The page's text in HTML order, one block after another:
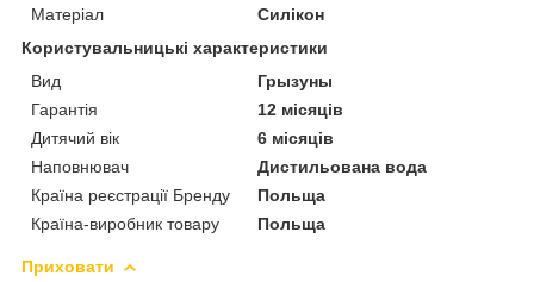
Матеріал
Силікон
Користувальницькі характеристики
Вид
Грызуны
Гарантія
12 місяців
Дитячий вік
6 місяців
Наповнювач
Дистильована вода
Країна реєстрації Бренду
Польща
Країна-виробник товару
Польща
Приховати